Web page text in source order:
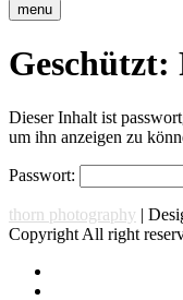
menu
Geschützt:
Dieser Inhalt ist
um ihn anzeigen zu
Passwort:
thorn photography |
Copyright All right